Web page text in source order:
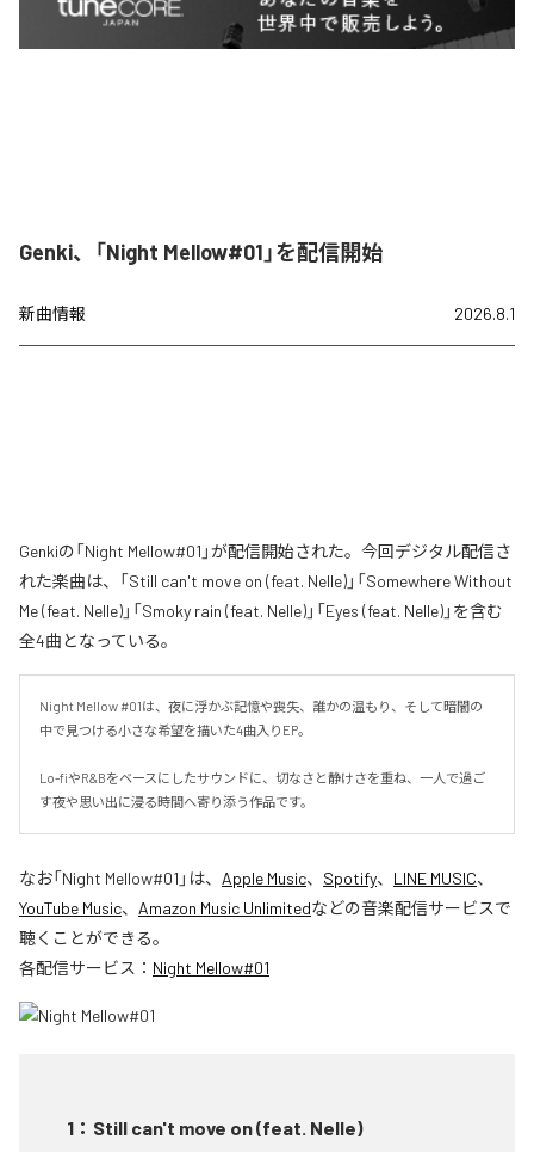
Genki、「Night Mellow#01」を配信開始
新曲情報 2026.8.1
Genkiの「Night Mellow#01」が配信開始された。今回デジタル配信さ
れた楽曲は、「Still can't move on (feat. Nelle)」「Somewhere Without
Me (feat. Nelle)」「Smoky rain (feat. Nelle)」「Eyes (feat. Nelle)」を含む
全4曲となっている。
Night Mellow #01は、夜に浮かぶ記憶や喪失、誰かの温もり、そして暗闇の
中で見つける小さな希望を描いた4曲入りEP。
Lo-fiやR&Bをベースにしたサウンドに、切なさと静けさを重ね、一人で過ご
す夜や思い出に浸る時間へ寄り添う作品です。
なお「Night Mellow#01 」は、 Apple Music、 Spotify、 LINE MUSIC、
YouTube Music、 Amazon Music Unlimitedなどの音楽配信サービスで
聴くことができる。
各配信サービス： Night Mellow#01
1 ： Still can't move on (feat. Nelle)